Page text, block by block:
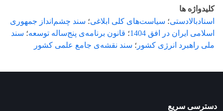
کلیدواژه ها
اسنادبالادستی؛ سیاست‌های کلی ابلاغی؛ سند چشم‌انداز جمهوری
اسلامی ایران در افق 1404
؛ قانون برنامه‌ی پنج‌ساله توسعه؛ سند
ملی راهبرد انرژی کشور ؛ سند نقشه‌ی جامع علمی کشور
دسترسی سریع